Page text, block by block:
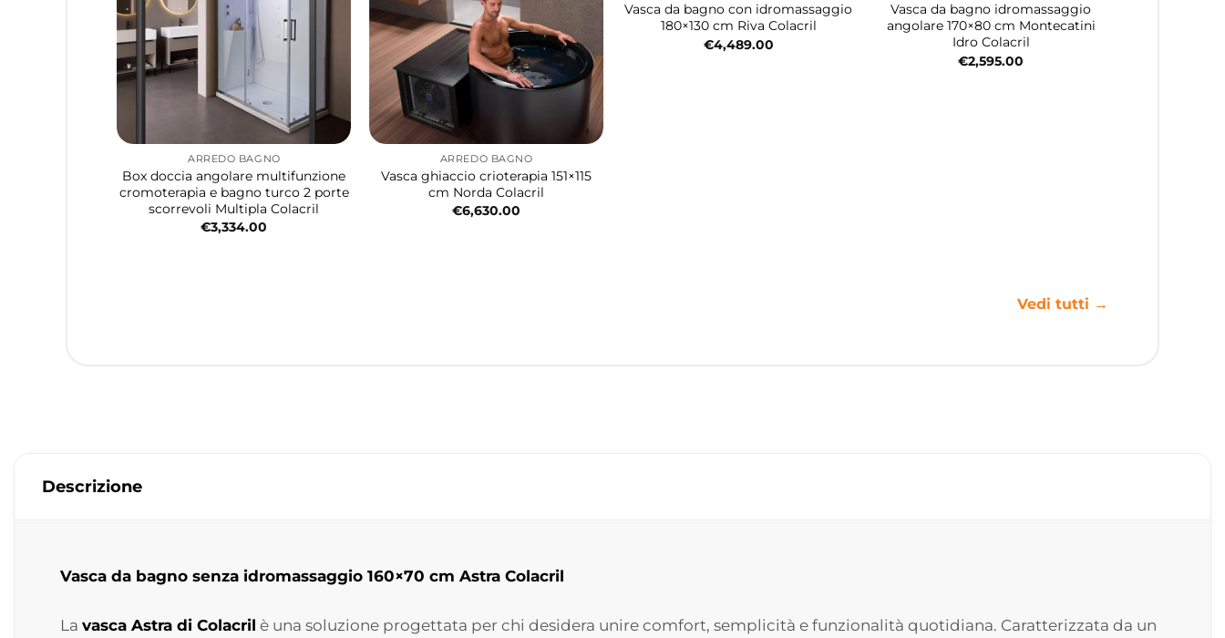
ARREDO BAGNO
Box doccia angolare multifunzione
cromoterapia e bagno turco 2 porte
scorrevoli Multipla Colacril
€3,334.00
ARREDO BAGNO
Vasca ghiaccio crioterapia 151×115
cm Norda Colacril
€6,630.00
Vasca da bagno con idromassaggio
180×130 cm Riva Colacril
€4,489.00
Vasca da bagno idromassaggio
angolare 170×80 cm Montecatini
Idro Colacril
€2,595.00
Vedi tutti →
Descrizione
Vasca da bagno senza idromassaggio 160×70 cm Astra Colacril
La vasca Astra di Colacril è una soluzione progettata per chi desidera unire comfort, semplicità e funzionalità quotidiana. Caratterizzata da un